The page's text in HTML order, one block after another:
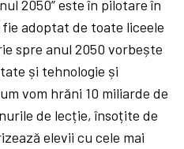
2050” este în pilotare în
adoptat de toate liceele
spre anul 2050 vorbește
și tehnologie și
vom hrăni 10 miliarde de
de lecție, însoțite de
elevii cu cele mai